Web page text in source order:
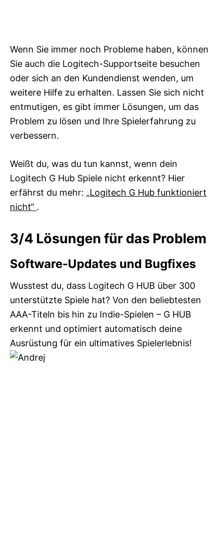
Wenn Sie immer noch Probleme haben, können
Sie auch die Logitech-Supportseite besuchen
oder sich an den Kundendienst wenden, um
weitere Hilfe zu erhalten. Lassen Sie sich nicht
entmutigen, es gibt immer Lösungen, um das
Problem zu lösen und Ihre Spielerfahrung zu
verbessern.
Weißt du, was du tun kannst, wenn dein
Logitech G Hub Spiele nicht erkennt? Hier
erfährst du mehr: „Logitech G Hub funktioniert
nicht“ .
3/4 Lösungen für das Problem
Software-Updates und Bugfixes
Wusstest du, dass Logitech G HUB über 300
unterstützte Spiele hat? Von den beliebtesten
AAA-Titeln bis hin zu Indie-Spielen – G HUB
erkennt und optimiert automatisch deine
Ausrüstung für ein ultimatives Spielerlebnis!